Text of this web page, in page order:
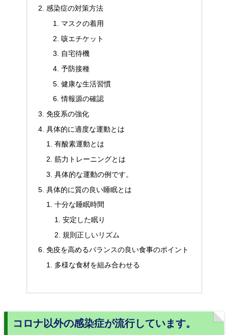
感染症の対策方法
マスクの着用
咳エチケット
自宅待機
予防接種
健康な生活習慣
情報源の確認
免疫系の強化
具体的に適度な運動とは
有酸素運動とは
筋力トレーニングとは
具体的な運動の例です。
具体的に質の良い睡眠とは
十分な睡眠時間
安定した眠り
規則正しいリズム
免疫を高めるバランスの良い食事のポイント
多様な食材を組み合わせる
コロナ以外の感染症が流行しています。